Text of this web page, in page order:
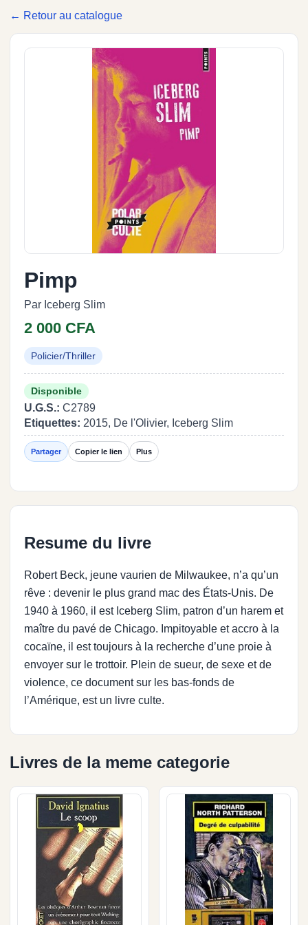
← Retour au catalogue
Pimp
Par Iceberg Slim
2 000 CFA
Policier/Thriller
Disponible
U.G.S.: C2789
Etiquettes: 2015, De l'Olivier, Iceberg Slim
Partager Copier le lien Plus
Resume du livre
Robert Beck, jeune vaurien de Milwaukee, n’a qu’un
rêve : devenir le plus grand mac des États-Unis. De
1940 à 1960, il est Iceberg Slim, patron d’un harem et
maître du pavé de Chicago. Impitoyable et accro à la
cocaïne, il est toujours à la recherche d’une proie à
envoyer sur le trottoir. Plein de sueur, de sexe et de
violence, ce document sur les bas-fonds de
l’Amérique, est un livre culte.
Livres de la meme categorie